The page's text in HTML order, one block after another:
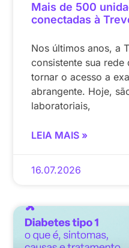
Mais de 500
conectadas à
Nos últimos anos, a
consistente sua rede
tornar o acesso a
abrangente. Hoje,
laboratoriais,
LEIA MAIS »
16.07.2026